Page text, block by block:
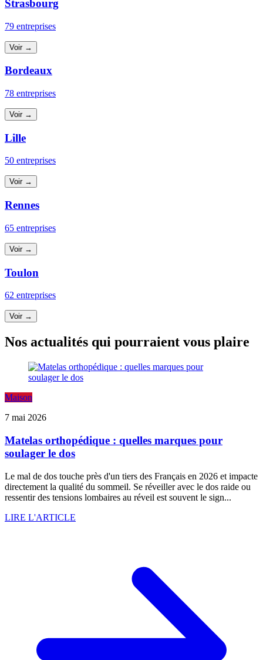
Strasbourg
79 entreprises
Voir →
Bordeaux
78 entreprises
Voir →
Lille
50 entreprises
Voir →
Rennes
65 entreprises
Voir →
Toulon
62 entreprises
Voir →
Nos actualités qui pourraient vous plaire
Maison
7 mai 2026
Matelas orthopédique : quelles marques pour
soulager le dos
Le mal de dos touche près d'un tiers des Français en 2026 et impacte
directement la qualité du sommeil. Se réveiller avec le dos raide ou
ressentir des tensions lombaires au réveil est souvent le sign...
LIRE L'ARTICLE